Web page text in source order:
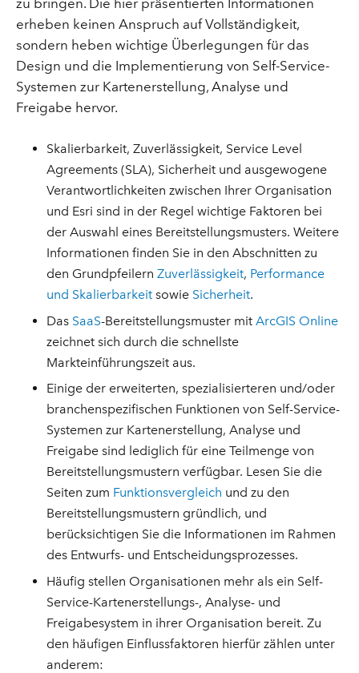
erheben keinen Anspruch auf Vollständigkeit,
sondern heben wichtige Überlegungen für das
Design und die Implementierung von Self-Service-
Systemen zur Kartenerstellung, Analyse und
Freigabe hervor.
Skalierbarkeit, Zuverlässigkeit, Service Level
Agreements (SLA), Sicherheit und ausgewogene
Verantwortlichkeiten zwischen Ihrer Organisation
und Esri sind in der Regel wichtige Faktoren bei
der Auswahl eines Bereitstellungsmusters. Weitere
Informationen finden Sie in den Abschnitten zu
den GrundpfeilernZuverlässigkeit, Performance
und Skalierbarkeit sowie Sicherheit.
Das SaaS-Bereitstellungsmuster mitArcGIS Online
zeichnet sich durch die schnellste
Markteinführungszeit aus.
Einige der erweiterten, spezialisierteren und/oder
branchenspezifischen Funktionen von Self-Service-
Systemen zur Kartenerstellung, Analyse und
Freigabe sind lediglich für eine Teilmenge von
Bereitstellungsmustern verfügbar. Lesen Sie die
Seiten zum Funktionsvergleich und zu den
Bereitstellungsmustern gründlich, und
berücksichtigen Sie die Informationen im Rahmen
des Entwurfs- und Entscheidungsprozesses.
Häufig stellen Organisationen mehr als ein Self-
Service-Kartenerstellungs-, Analyse- und
Freigabesystem in ihrer Organisation bereit. Zu
den häufigen Einflussfaktoren hierfür zählen unter
anderem: